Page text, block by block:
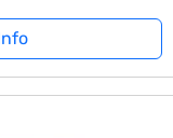
motocicletas,